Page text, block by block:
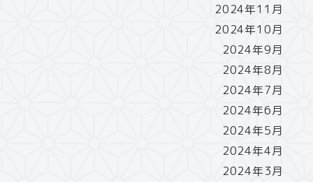
2024年11月
2024年10月
2024年9月
2024年8月
2024年7月
2024年6月
2024年5月
2024年4月
2024年3月